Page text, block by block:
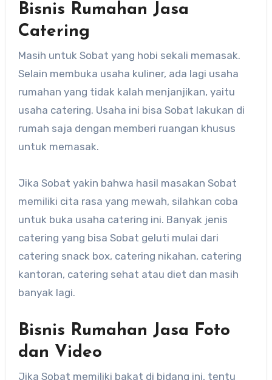
Bisnis Rumahan Jasa
Catering
Masih untuk Sobat yang hobi sekali memasak.
Selain membuka usaha kuliner, ada lagi usaha
rumahan yang tidak kalah menjanjikan, yaitu
usaha catering. Usaha ini bisa Sobat lakukan di
rumah saja dengan memberi ruangan khusus
untuk memasak.
Jika Sobat yakin bahwa hasil masakan Sobat
memiliki cita rasa yang mewah, silahkan coba
untuk buka usaha catering ini. Banyak jenis
catering yang bisa Sobat geluti mulai dari
catering snack box, catering nikahan, catering
kantoran, catering sehat atau diet dan masih
banyak lagi.
Bisnis Rumahan Jasa Foto
dan Video
Jika Sobat memiliki bakat di bidang ini, tentu